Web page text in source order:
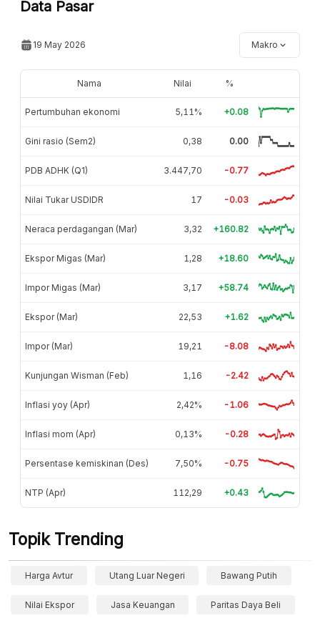
Data Pasar
19 May 2026 Makro
Nama Nilai %
Pertumbuhan ekonomi 5,11% +0.08
Gini rasio (Sem2) 0,38 0.00
PDB ADHK (Q1) 3.447,70 -0.77
Nilai Tukar USDIDR 17 -0.03
Neraca perdagangan (Mar) 3,32 +160.82
Ekspor Migas (Mar) 1,28 +18.60
Impor Migas (Mar) 3,17 +58.74
Ekspor (Mar) 22,53 +1.62
Impor (Mar) 19,21 -8.08
Kunjungan Wisman (Feb) 1,16 -2.42
Inflasi yoy (Apr) 2,42% -1.06
Inflasi mom (Apr) 0,13% -0.28
Persentase kemiskinan (Des) 7,50% -0.75
NTP (Apr) 112,29 +0.43
Topik Trending
Harga Avtur Utang Luar Negeri Bawang Putih
Nilai Ekspor Jasa Keuangan Paritas Daya Beli